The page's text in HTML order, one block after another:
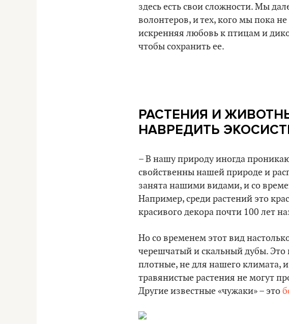
здесь есть свои сложности. Мы
волонтеров, и тех, кого мы пока
искренняя любовь к птицам и
чтобы сохранить ее.
РАСТЕНИЯ И
НАВРЕДИТЬ
– В нашу природу иногда
свойственны нашей природе и
занята нашими видами, и со
Например, среди растений это
красивого декора почти 100 лет
Но со временем этот вид
черешчатый и скальный дубы. Это
плотные, не для нашего климата,
травянистые растения не могут
Другие известные «чужаки» – это